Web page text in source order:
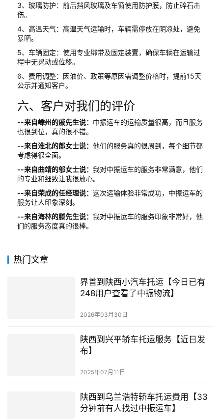
3、玻璃防护：前后挡风玻璃及车窗使用防护膜，防止碎石击
伤。
4、高温天气：高温天气运输时，车辆需停放在阴凉处，避免
暴晒。
5、车辆固定：使用专业绑带及固定装置，确保车辆在运输过
程中无晃动或位移。
6、费用调整：因油价、政策等原因需调整价格时，提前15天
公示并通知客户。
六、客户对我们的评价
--来自嵊州的戚先生说： 中振运车的运输质量很高，而且服务
也很到位，真的很不错。
--来自淮北的郎女士说： 他们的服务真的很周到，每个细节都
考虑得很全面。
--来自曲靖的邬女士说： 我对中振运车的服务非常满意，他们
的专业和细致让我很放心。
--来自荣成的任经理说： 这次运输体验非常成功，中振运车的
服务让人印象深刻。
--来自海林的滕先生说： 我对中振运车的服务印象非常好，他
们的服务态度真的很棒。
热门文章
界首到陕西小汽车托运【今日已有
248用户查看了中振物流】
2026年03月30日
陕西到兴平轿车托运服务【近日发
布】
2025年07月11日
陕西到乌兰浩特轿车托运费用【33
分钟前有人找过中振运车】